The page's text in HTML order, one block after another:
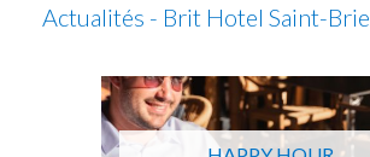
Actualités - Brit Hotel Saint-